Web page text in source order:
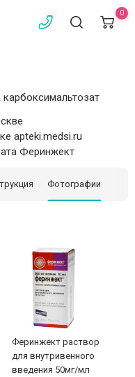
0
apteki.medsi.ru
Феринжект
Фотографии
Феринжект раствор
для внутривенного
введения 50мг/мл